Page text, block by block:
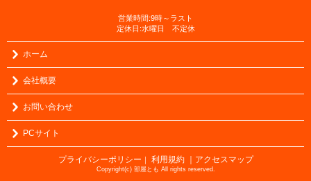
営業時間:9時～ラスト
定休日:水曜日 不定休
ホーム
会社概要
お問い合わせ
PCサイト
プライバシーポリシー ｜ 利用規約 ｜アクセスマップ
Copyright(c) 部屋とも All rights reserved.